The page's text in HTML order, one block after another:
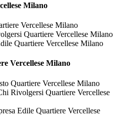
Milano
Vercellese Milano
Quartiere Vercellese Milano
Quartiere Vercellese Milano
Vercellese Milano
Quartiere Vercellese Milano
Rivolgersi Quartiere Vercellese
Edile Quartiere Vercellese